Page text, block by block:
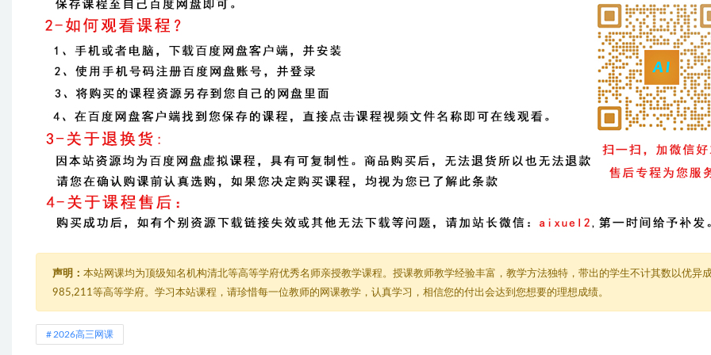
声明： 本站网课均为顶级知名机构清北等高等学府优秀名师亲授教学课程。授课教师教学经验丰富，教学方法独特，带出的学生不计其数以优异
985,211等高等学府。学习本站课程，请珍惜每一位教师的网课教学，认真学习，相信您的付出会达到您想要的理想成绩。
2026高三网课